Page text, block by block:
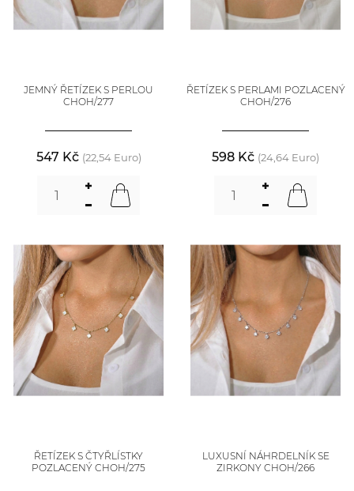
JEMNÝ ŘETÍZEK S PERLOU
CHOH/277
547 Kč (22,54 Euro)
ŘETÍZEK S PERLAMI POZLACENÝ
CHOH/276
598 Kč (24,64 Euro)
ŘETÍZEK S ČTYŘLÍSTKY
POZLACENÝ CHOH/275
LUXUSNÍ NÁHRDELNÍK SE
ZIRKONY CHOH/266